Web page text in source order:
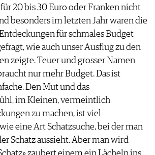
20 bis 30 Euro oder Franken nicht
besonders im letzten Jahr waren die
für schmales Budget
wie auch unser Ausflug zu den
zeigte. Teuer und grosser Namen
nur mehr Budget. Das ist
Den Mut und das
im Kleinen, vermeintlich
zu machen, ist viel
eine Art Schatzsuche, bei der man
Schatz aussieht. Aber man wird